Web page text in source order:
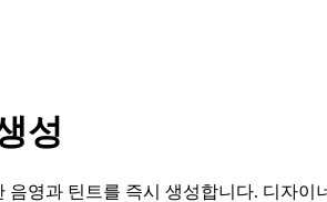
성
영과 틴트를 즉시 생성합니다. 디자